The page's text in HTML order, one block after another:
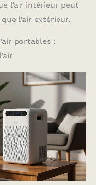
l’air intérieur peut
l’air extérieur.
portables :